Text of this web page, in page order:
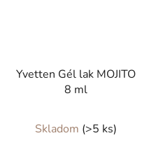
Yvetten Gél lak MOJITO
8 ml
Skladom (>5 ks)